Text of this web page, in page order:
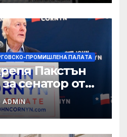
ПРОМИШЛЕНА ПАЛAТА
Пакстън
сенатор от
ADMIN